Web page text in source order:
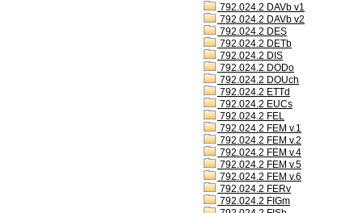
792.024.2 DAVb v1
792.024.2 DAVb v2
792.024.2 DES
792.024.2 DETb
792.024.2 DIS
792.024.2 DODo
792.024.2 DOUch
792.024.2 ETTd
792.024.2 EUCs
792.024.2 FEL
792.024.2 FEM v.1
792.024.2 FEM v.2
792.024.2 FEM v.4
792.024.2 FEM v.5
792.024.2 FEM v.6
792.024.2 FERv
792.024.2 FIGm